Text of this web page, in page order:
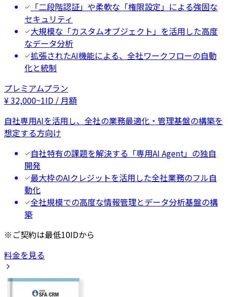
「二段階認証」や柔軟な「権限設定」による強固な
セキュリティ
大規模な「カスタムオブジェクト」を活用した高度
なデータ分析
拡張されたAI機能による、全社ワークフローの自動
化と統制
プレミアムプラン
¥32,000~1ID / 月額
自社専用AIを活用し、全社の業務最適化・管理基盤の構築を
想定する方向け
自社特有の課題を解決する「専用AI Agent」の独自
開発
最大枠のAIクレジットを活用した全社業務のフル自
動化
全社規模での高度な情報管理とデータ分析基盤の構
築
※ご契約は最低10IDから
料金を見る